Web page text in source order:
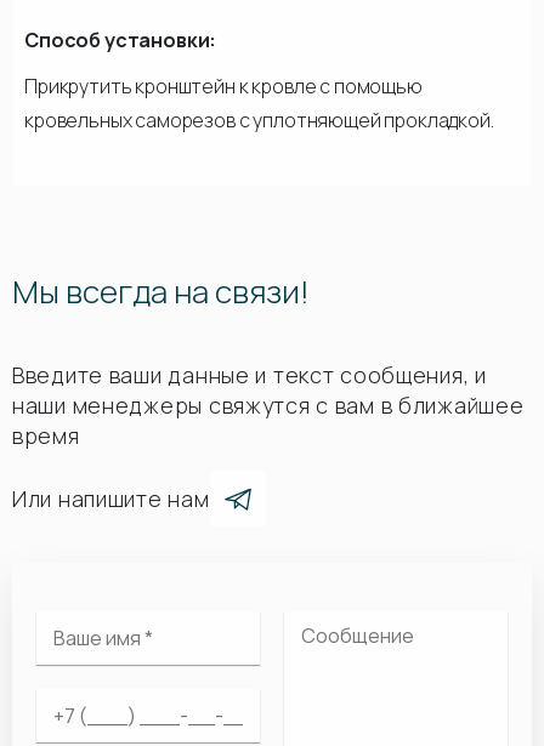
Способ установки:
Прикрутить кронштейн к кровле с помощью
кровельных саморезов с уплотняющей прокладкой.
Мы всегда на связи!
Введите ваши данные и текст сообщения, и
наши менеджеры свяжутся с вам в ближайшее
время
Или напишите нам